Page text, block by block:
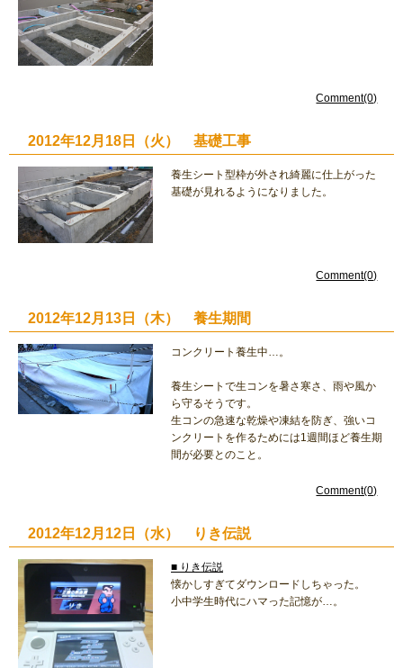
Comment(0)
2012年12月18日（火） 基礎工事
養生シート型枠が外され綺麗に仕上がった
基礎が見れるようになりました。
Comment(0)
2012年12月13日（木） 養生期間
コンクリート養生中…。
養生シートで生コンを暑さ寒さ、雨や風か
ら守るそうです。
生コンの急速な乾燥や凍結を防ぎ、強いコ
ンクリートを作るためには1週間ほど養生期
間が必要とのこと。
Comment(0)
2012年12月12日（水） りき伝説
■ りき伝説
懐かしすぎてダウンロードしちゃった。
小中学生時代にハマった記憶が…。